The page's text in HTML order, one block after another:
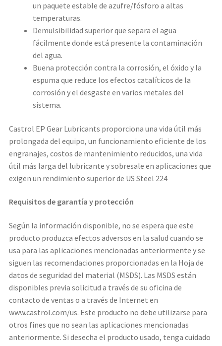
un paquete estable de azufre/fósforo a altas
temperaturas.
Demulsibilidad superior que separa el agua
fácilmente donde está presente la contaminación
del agua.
Buena protección contra la corrosión, el óxido y la
espuma que reduce los efectos catalíticos de la
corrosión y el desgaste en varios metales del
sistema.
Castrol EP Gear Lubricants proporciona una vida útil más
prolongada del equipo, un funcionamiento eficiente de los
engranajes, costos de mantenimiento reducidos, una vida
útil más larga del lubricante y sobresale en aplicaciones que
exigen un rendimiento superior de US Steel 224
Requisitos de garantía y protección
Según la información disponible, no se espera que este
producto produzca efectos adversos en la salud cuando se
usa para las aplicaciones mencionadas anteriormente y se
siguen las recomendaciones proporcionadas en la Hoja de
datos de seguridad del material (MSDS). Las MSDS están
disponibles previa solicitud a través de su oficina de
contacto de ventas o a través de Internet en
www.castrol.com/us. Este producto no debe utilizarse para
otros fines que no sean las aplicaciones mencionadas
anteriormente. Si desecha el producto usado, tenga cuidado